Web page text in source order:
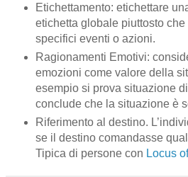
Etichettamento: etichettare
etichetta globale piuttosto che
specifici eventi o azioni.
Ragionamenti Emotivi:
emozioni come valore della
esempio si prova situazione
conclude che la situazione è
Riferimento al destino.
se il destino comandasse
Tipica di persone con Locus